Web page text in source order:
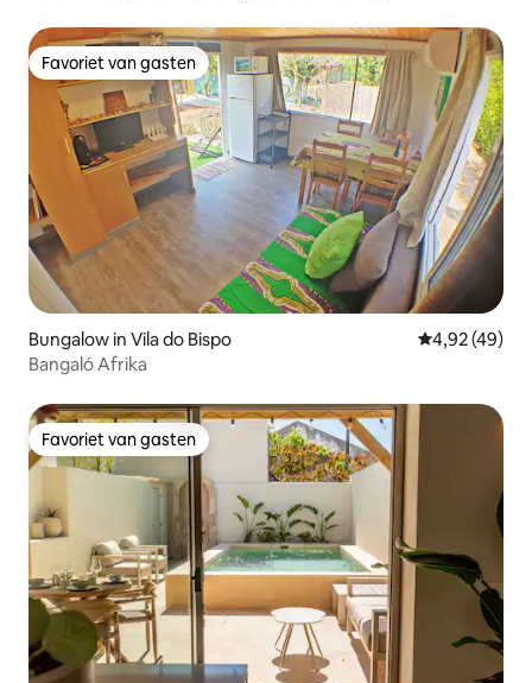
Favoriet van gasten
Favoriet van gasten
Bungalow in Vila do Bispo Gemiddelde
4,92 (49)
Bangaló Afrika
Favoriet van gasten
Favoriet van gasten